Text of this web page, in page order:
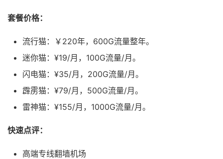
套餐价格：
流行猫：￥220年，600G流量整年。
迷你猫：¥19/月，100G流量/月。
闪电猫：¥35/月，200G流量/月。
霹雳猫：¥79/月，500G流量/月。
雷神猫：¥155/月，1000G流量/月。
快速点评：
高端专线翻墙机场